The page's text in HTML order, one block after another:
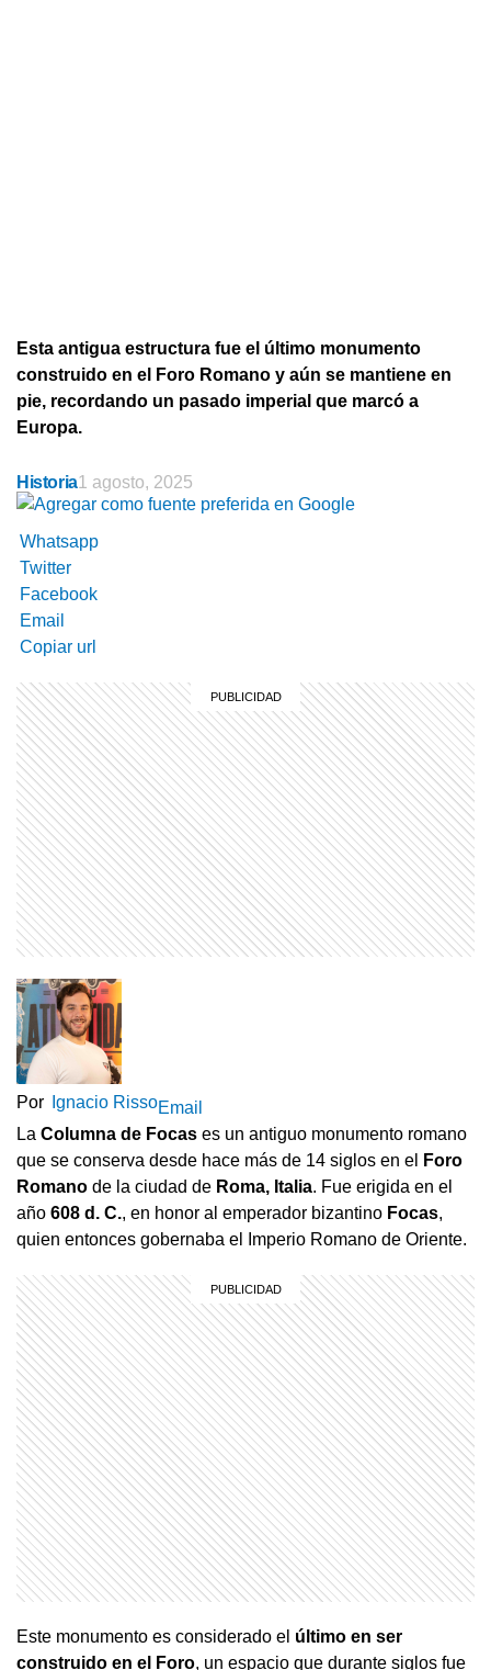
Esta antigua estructura fue el último monumento
construido en el Foro Romano y aún se mantiene en
pie, recordando un pasado imperial que marcó a
Europa.
Historia1 agosto, 2025
Whatsapp
Twitter
Facebook
Email
Copiar url
Por Ignacio RissoEmail
La Columna de Focas es un antiguo monumento romano
que se conserva desde hace más de 14 siglos en el
Foro
Romano de la ciudad de Roma, Italia. Fue erigida en el
año 608 d. C., en honor al emperador bizantino Focas,
quien entonces gobernaba el Imperio Romano de Oriente.
Este monumento es considerado el último en ser
construido en el Foro, un espacio que durante siglos fue